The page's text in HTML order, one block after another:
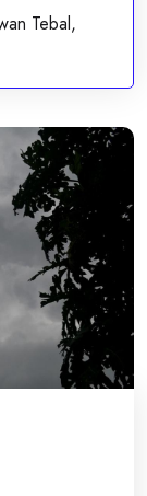
Tebal,